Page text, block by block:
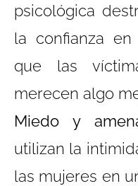
psicológica
la confianza
que las
merecen algo
Miedo y
utilizan la
las mujeres en